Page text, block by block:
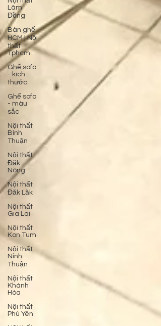
Lâm
Đồng
Bàn ghế
HCM | Nội
thất
Tphcm
Ghế sofa
- kích
thước
Ghế sofa
- màu
sắc
Nội thất
Bình
Thuận
Nội thất
Đăk
Nông
Nội thất
Đăk Lăk
Nội thất
Gia Lai
Nội thất
Kon Tum
Nội thất
Ninh
Thuận
Nội thất
Khánh
Hòa
Nội thất
Phú Yên